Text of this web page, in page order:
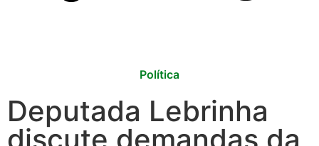
Política
Deputada Lebrinha